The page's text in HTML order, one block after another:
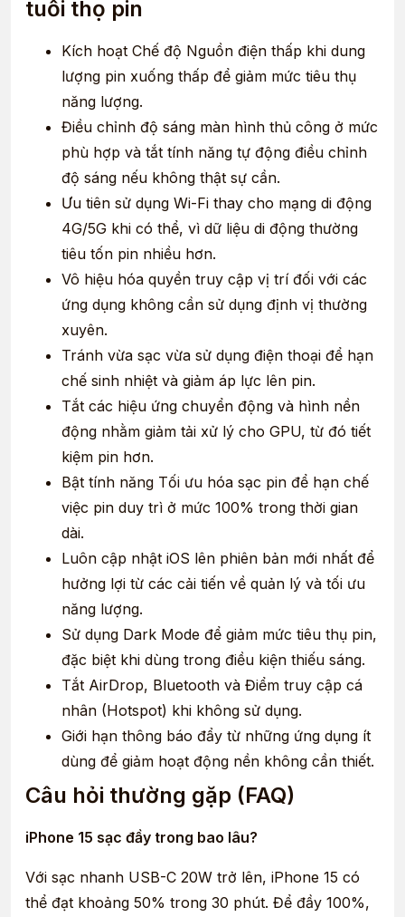
tuổi thọ pin
Kích hoạt Chế độ Nguồn điện thấp khi dung
lượng pin xuống thấp để giảm mức tiêu thụ
năng lượng.
Điều chỉnh độ sáng màn hình thủ công ở mức
phù hợp và tắt tính năng tự động điều chỉnh
độ sáng nếu không thật sự cần.
Ưu tiên sử dụng Wi-Fi thay cho mạng di động
4G/5G khi có thể, vì dữ liệu di động thường
tiêu tốn pin nhiều hơn.
Vô hiệu hóa quyền truy cập vị trí đối với các
ứng dụng không cần sử dụng định vị thường
xuyên.
Tránh vừa sạc vừa sử dụng điện thoại để hạn
chế sinh nhiệt và giảm áp lực lên pin.
Tắt các hiệu ứng chuyển động và hình nền
động nhằm giảm tải xử lý cho GPU, từ đó tiết
kiệm pin hơn.
Bật tính năng Tối ưu hóa sạc pin để hạn chế
việc pin duy trì ở mức 100% trong thời gian
dài.
Luôn cập nhật iOS lên phiên bản mới nhất để
hưởng lợi từ các cải tiến về quản lý và tối ưu
năng lượng.
Sử dụng Dark Mode để giảm mức tiêu thụ pin,
đặc biệt khi dùng trong điều kiện thiếu sáng.
Tắt AirDrop, Bluetooth và Điểm truy cập cá
nhân (Hotspot) khi không sử dụng.
Giới hạn thông báo đẩy từ những ứng dụng ít
dùng để giảm hoạt động nền không cần thiết.
Câu hỏi thường gặp (FAQ)
iPhone 15 sạc đầy trong bao lâu?
Với sạc nhanh USB-C 20W trở lên, iPhone 15 có
thể đạt khoảng 50% trong 30 phút. Để đầy 100%,